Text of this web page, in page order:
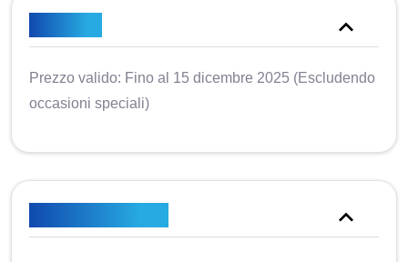
Prezzo valido: Fino al 15 dicembre 2025 (Escludendo
occasioni speciali)